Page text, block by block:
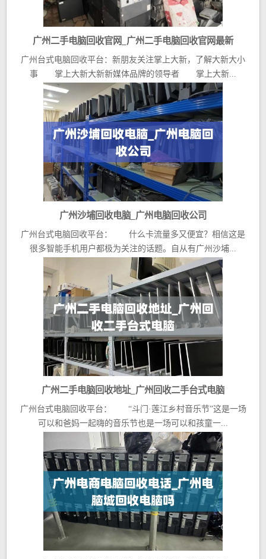
广州二手电脑回收官网_广州二手电脑回收官网最新
广州台式电脑回收平台：新朋友关注掌上大新，了解大新大小
事 掌上大新大新新媒体品牌的领导者 掌上大新...
广州沙埔回收电脑_广州电脑回收公司
广州台式电脑回收平台： 什么卡流量多又便宜？相信这是
很多智能手机用户都极为关注的话题。自从有广州沙埔...
广州二手电脑回收地址_广州回收二手台式电脑
广州台式电脑回收平台： “斗门·莲江乡村音乐节”这是一场
可以和爸妈一起嗨的音乐节也是一场可以和孩童一...